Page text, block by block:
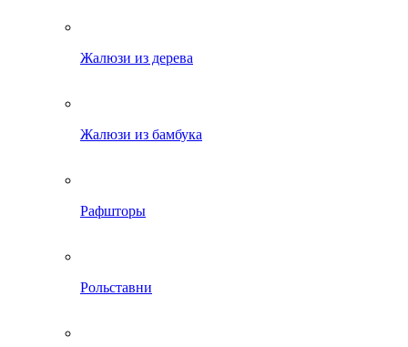
Жалюзи из дерева
Жалюзи из бамбука
Рафшторы
Рольставни